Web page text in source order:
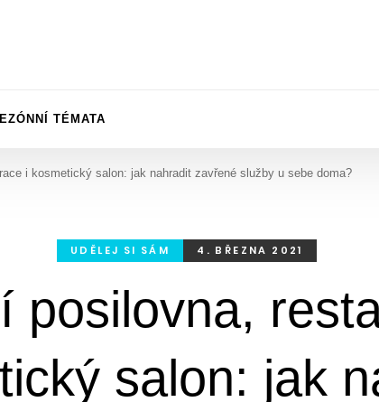
TÉMATA
i kosmetický salon: jak nahradit zavřené služby u sebe doma?
UDĚLEJ SI SÁM 4. BŘEZNA 2021
posilovna,
salon: jak